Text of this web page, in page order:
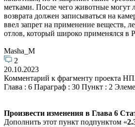
метками. После чего животные могут
возврата должен записываться на
ввел запрет на применение веществ,
отлов, который широко применялся в
Masha_M
2
20.10.2023
Комментарий к фрагменту проекта
Глава : 6 Параграф : 30 Пункт : 2
Произвести изменения в Глава 6
Дополнить этот пункт подпунктом «